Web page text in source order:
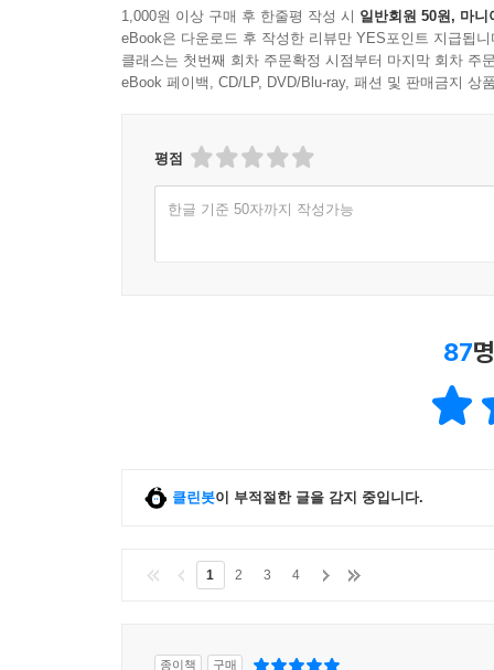
1,000원 이상 구매 후 한줄평 작성 시 일반회원 50원, 마니
eBook은 다운로드 후 작성한 리뷰만 YES포인트 지급됩니
클래스는 첫번째 회차 주문확정 시점부터 마지막 회차 주
eBook 페이백, CD/LP, DVD/Blu-ray, 패션 및 판매금지 상
평점
한글 기준 50자까지 작성가능
87
클린봇이 부적절한 글을 감지 중입니다.
1 2 3 4
종이책 구매